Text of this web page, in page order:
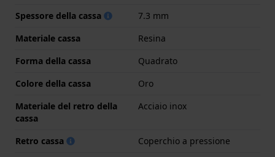
Spessore della cassa
7.3 mm
Materiale cassa
Resina
Forma della cassa
Quadrato
Colore della cassa
Oro
Materiale del retro della
cassa
Acciaio inox
Retro cassa
Coperchio a pressione